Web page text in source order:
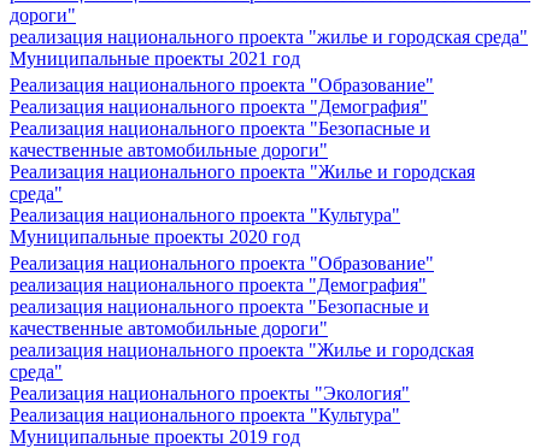
дороги"
реализация национального проекта "жилье и городская среда"
Муниципальные проекты 2021 год
Реализация национального проекта "Образование"
Реализация национального проекта "Демография"
Реализация национального проекта "Безопасные и
качественные автомобильные дороги"
Реализация национального проекта "Жилье и городская
среда"
Реализация национального проекта "Культура"
Муниципальные проекты 2020 год
Реализация национального проекта "Образование"
реализация национального проекта "Демография"
реализация национального проекта "Безопасные и
качественные автомобильные дороги"
реализация национального проекта "Жилье и городская
среда"
Реализация национального проекты "Экология"
Реализация национального проекта "Культура"
Муниципальные проекты 2019 год